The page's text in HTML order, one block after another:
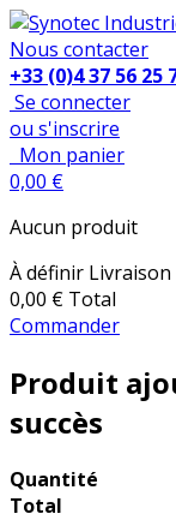
Nous contacter
+33 (0)4 37 56 25
Se connecter
ou s'inscrire
Mon panier
0,00 €
Aucun produit
À définir Livraison
0,00 € Total
Commander
Produit
succès
Quantité
Total